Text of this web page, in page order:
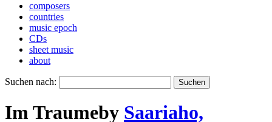
composers
countries
music epoch
CDs
sheet music
about
Suchen nach:
Im Traumeby Saariaho,